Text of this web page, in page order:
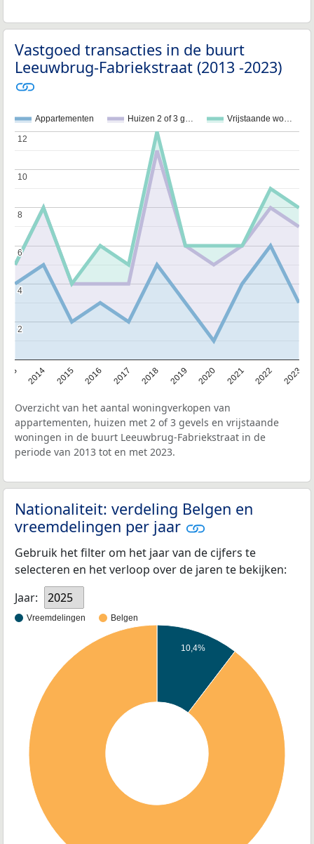
Vastgoed transacties in de buurt
Leeuwbrug-Fabriekstraat (2013 -2023)
Appartementen Huizen 2 of 3 g… Vrijstaande wo…
2014 2015 2016 2017 2018 2019 2020 2021 2022 2023
2
2
4
4
6
6
8
8
10
10
12
12
Overzicht van het aantal woningverkopen van
appartementen, huizen met 2 of 3 gevels en vrijstaande
woningen in de buurt Leeuwbrug-Fabriekstraat in de
periode van 2013 tot en met 2023.
Nationaliteit: verdeling Belgen en
vreemdelingen per jaar
Gebruik het filter om het jaar van de cijfers te
selecteren en het verloop over de jaren te bekijken:
Jaar:
2025
Vreemdelingen Belgen
10,4%